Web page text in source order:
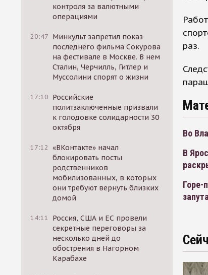
контроля за валютными
операциями
20:47 Минкульт запретил показ
последнего фильма Сокурова
на фестивале в Москве. В нем
Сталин, Черчилль, Гитлер и
Муссолини спорят о жизни
17:10 Российские
политзаключенные призвали
к голодовке солидарности 30
октября
17:12 «ВКонтакте» начал
блокировать посты
родственников
мобилизованных, в которых
они требуют вернуть близких
домой
14:11
Россия, США и ЕС провели
секретные переговоры за
несколько дней до
обострения в Нагорном
Карабахе
раз.
Во
В
Горе-